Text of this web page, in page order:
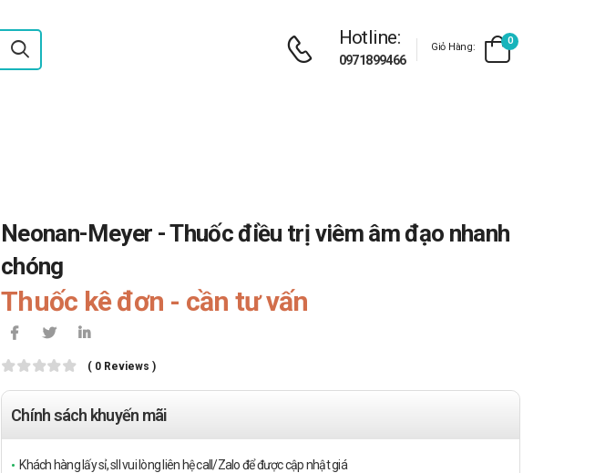
Hotline:
0971899466
Giỏ Hàng:
0
Neonan-Meyer - Thuốc điều trị viêm âm đạo nhanh
chóng
Thuốc kê đơn - cần tư vấn
( 0 Reviews )
Chính sách khuyến mãi
Khách hàng lấy sỉ, sll vui lòng liên hệ call/Zalo để được cập nhật giá